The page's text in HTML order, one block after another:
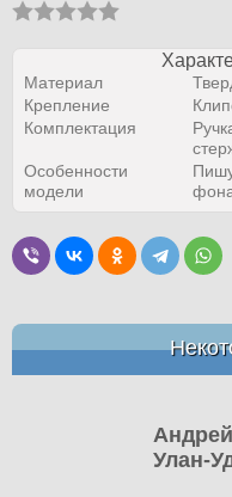
Материал
Крепление
Комплектация
Особенности
модели
Улан-